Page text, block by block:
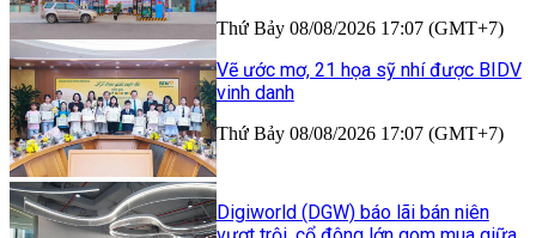
Thứ Bảy 08/08/2026 17:07 (GMT+7)
Vẽ ước mơ, 21 họa sỹ nhí được BIDV
vinh danh
Thứ Bảy 08/08/2026 17:07 (GMT+7)
Digiworld (DGW) báo lãi bán niên